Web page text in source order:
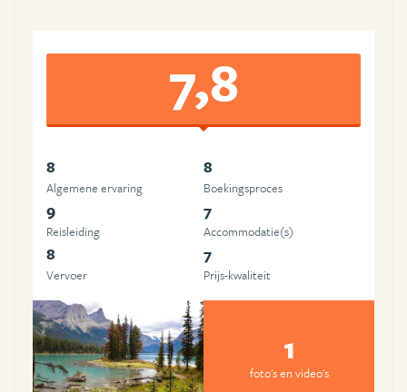
7,8
8
Algemene ervaring
8
Boekingsproces
9
Reisleiding
7
Accommodatie(s)
8
Vervoer
7
Prijs-kwaliteit
1
foto's en video's